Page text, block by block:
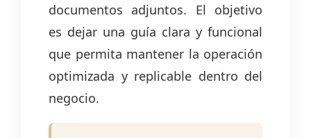
documentos adjuntos. El objetivo
es dejar una guía clara y funcional
que permita mantener la operación
optimizada y replicable dentro del
negocio.